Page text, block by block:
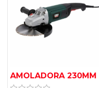
AMOLADORA 230MM
2300W POWP1030